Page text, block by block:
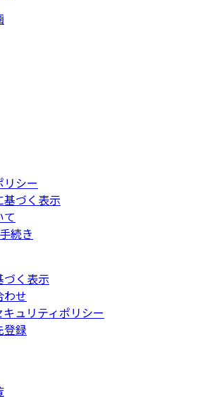
リシー
基づく表示
て
続き
く表示
わせ
ュリティポリシー
登録